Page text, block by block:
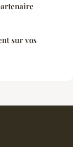
sur vos